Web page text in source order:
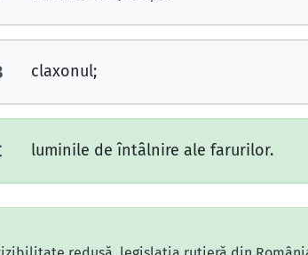
claxonul;
luminile de întâlnire ale farurilor.